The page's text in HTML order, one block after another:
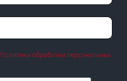
Политики обработки персональных